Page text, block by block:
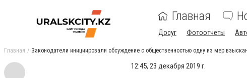
Главная
Досуг Фотоотчеты
Главная Законодатели инициировали обсуждение с общественностью одну из мер
12:45, 23 декабря 2019 г.